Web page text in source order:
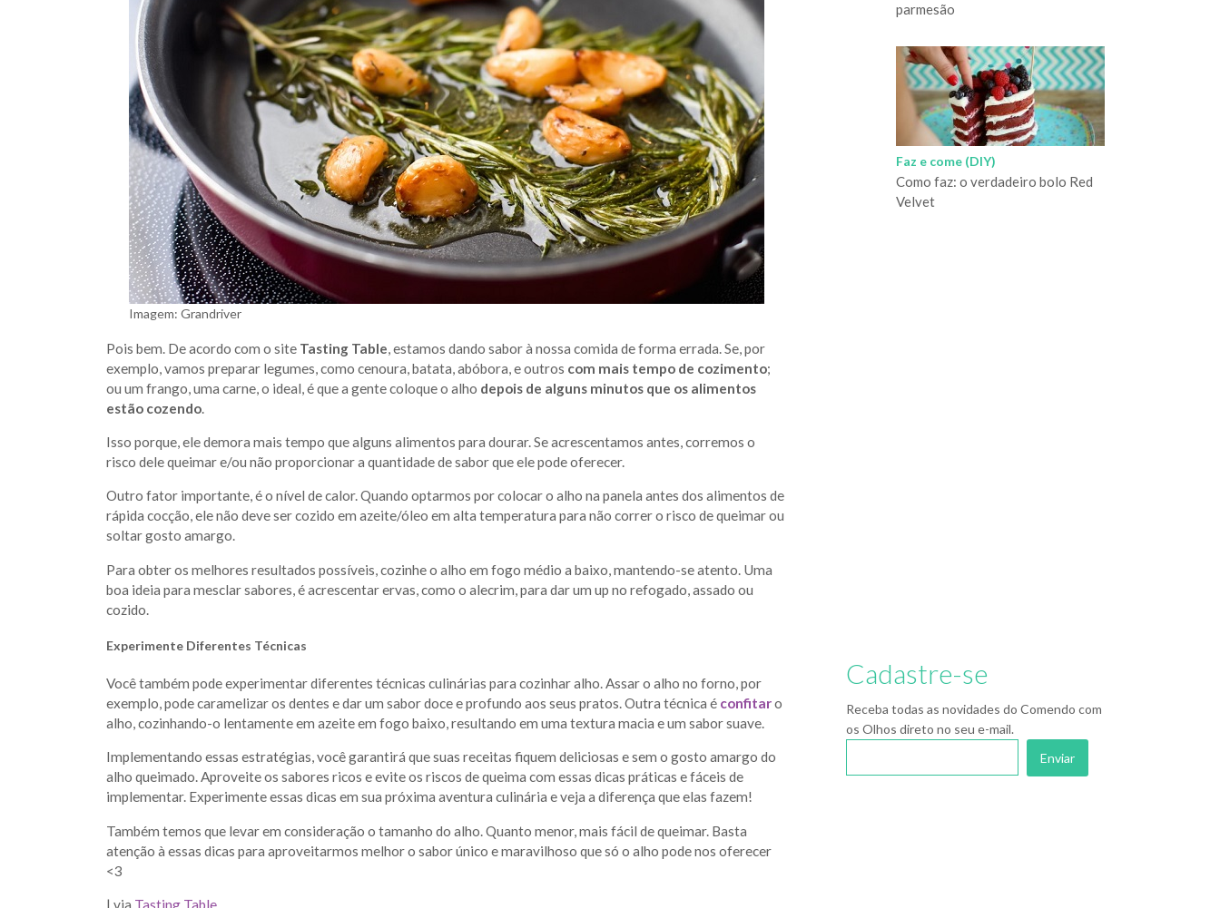
Imagem: Grandriver
Pois bem. De acordo com o site Tasting Table, estamos dando sabor à nossa comida de forma errada. Se, por
exemplo, vamos preparar legumes, como cenoura, batata, abóbora, e outros com mais tempo de cozimento;
ou um frango, uma carne, o ideal, é que a gente coloque o alho depois de alguns minutos que os alimentos
estão cozendo.
Isso porque, ele demora mais tempo que alguns alimentos para dourar. Se acrescentamos antes, corremos o
risco dele queimar e/ou não proporcionar a quantidade de sabor que ele pode oferecer.
Outro fator importante, é o nível de calor. Quando optarmos por colocar o alho na panela antes dos alimentos de
rápida cocção, ele não deve ser cozido em azeite/óleo em alta temperatura para não correr o risco de queimar ou
soltar gosto amargo.
Para obter os melhores resultados possíveis, cozinhe o alho em fogo médio a baixo, mantendo-se atento. Uma
boa ideia para mesclar sabores, é acrescentar ervas, como o alecrim, para dar um up no refogado, assado ou
cozido.
Experimente Diferentes Técnicas
Você também pode experimentar diferentes técnicas culinárias para cozinhar alho. Assar o alho no forno, por
exemplo, pode caramelizar os dentes e dar um sabor doce e profundo aos seus pratos. Outra técnica é confitaro
alho, cozinhando-o lentamente em azeite em fogo baixo, resultando em uma textura macia e um sabor suave.
Implementando essas estratégias, você garantirá que suas receitas fiquem deliciosas e sem o gosto amargo do
alho queimado. Aproveite os sabores ricos e evite os riscos de queima com essas dicas práticas e fáceis de
implementar. Experimente essas dicas em sua próxima aventura culinária e veja a diferença que elas fazem!
Também temos que levar em consideração o tamanho do alho. Quanto menor, mais fácil de queimar. Basta
atenção à essas dicas para aproveitarmos melhor o sabor único e maravilhoso que só o alho pode nos oferecer
<3
| via Tasting Table
parmesão
Faz e come (DIY)
Como faz: o verdadeiro bolo Red
Velvet
Cadastre-se
Receba todas as novidades do Comendo com
os Olhos direto no seu e-mail.